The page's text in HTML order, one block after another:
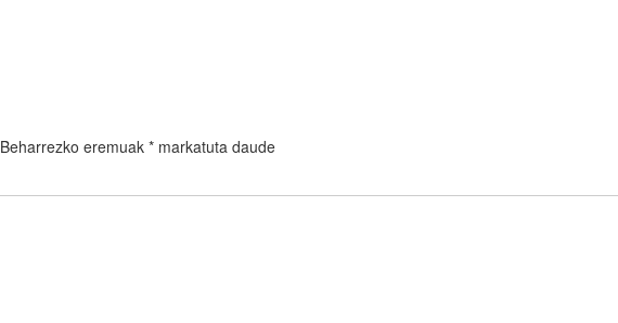
Beharrezko eremuak * markatuta daude